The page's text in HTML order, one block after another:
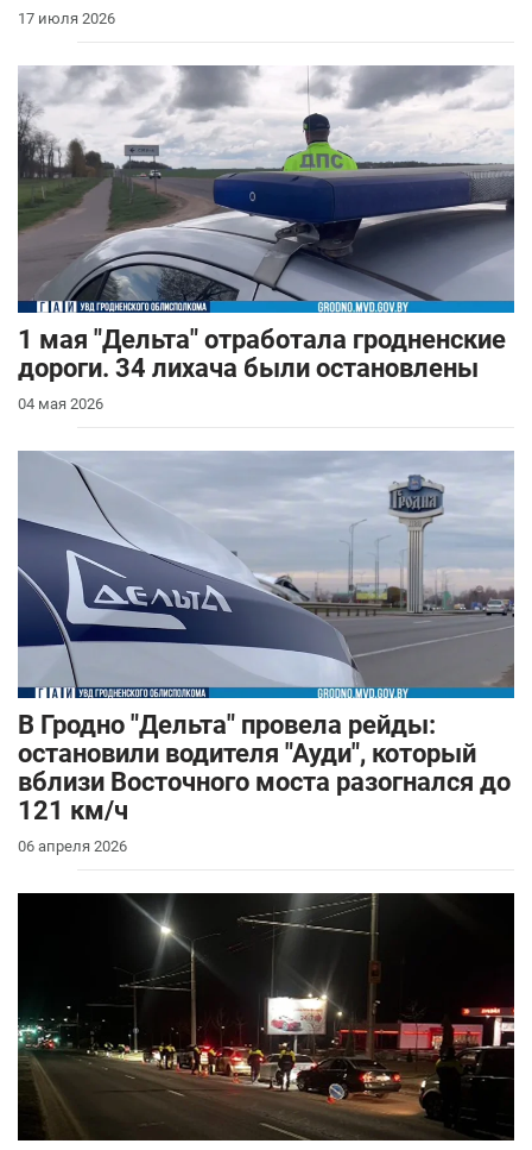
17 июля 2026
1 мая "Дельта" отработала гродненские
дороги. 34 лихача были остановлены
04 мая 2026
В Гродно "Дельта" провела рейды:
остановили водителя "Ауди", который
вблизи Восточного моста разогнался до
121 км/ч
06 апреля 2026